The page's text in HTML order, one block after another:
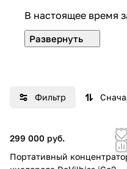
В настоящее время
полную линию
оборудования,
Фильтр
299 000 руб.
Портативный